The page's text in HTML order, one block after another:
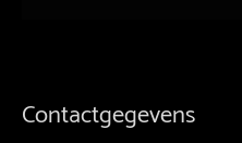
Contactgegevens